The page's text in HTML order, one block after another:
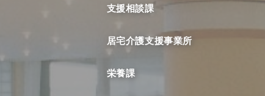
支援相談課
居宅介護支援事業所
栄養課